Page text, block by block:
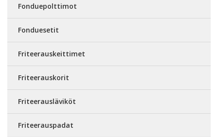
Fonduepolttimot
Fonduesetit
Friteerauskeittimet
Friteerauskorit
Friteerausläviköt
Friteerauspadat